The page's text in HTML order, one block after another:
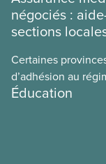
négociés :
sections
Certaines
d’adhésion au
médicaments. Les
Éducation